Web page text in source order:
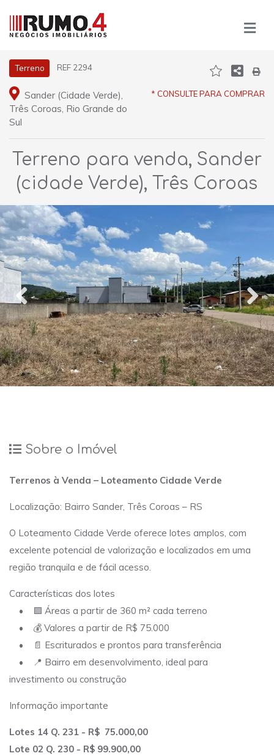
Terreno REF 2294
Sander (Cidade Verde),
Três Coroas, Rio Grande do
Sul
* CONSULTE PARA COMPRAR
Terreno para venda, Sander
(cidade Verde), Três Coroas
Sobre o Imóvel
Terrenos à Venda – Loteamento Cidade Verde
Localização: Bairro Sander, Três Coroas – RS
O Loteamento Cidade Verde oferece lotes amplos, com
excelente potencial de valorização e localizados em uma
região tranquila e de fácil acesso.
Características dos lotes
• 🟩 Áreas a partir de 360 m² cada terreno
• 💰 Valores a partir de R$ 75.000
• 📄 Escriturados e prontos para transferência
• 📍 Bairro em desenvolvimento, ideal para
investimento ou construção
Informação importante
Lotes 14 Q. 231 - R$ 75.000,00
Lote 02 Q. 230 - R$ 99.900,00